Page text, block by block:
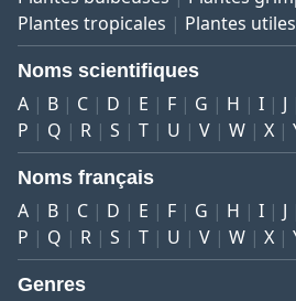
Plantes tropicales
Plantes utiles
Noms scientifiques
A B C D E F G H I J
P
Q R S T U V W X
Noms français
A B C D E F G H I J
P
Q R S T U V W X
Genres